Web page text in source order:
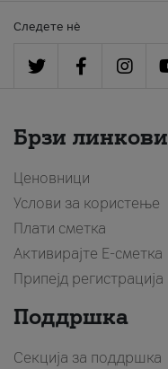
Следете нè
Брзи линкови
Ценовници
Услови за користење
Плати сметка
Активирајте Е-сметка
Припејд регистрација
Поддршка
Секција за поддршка